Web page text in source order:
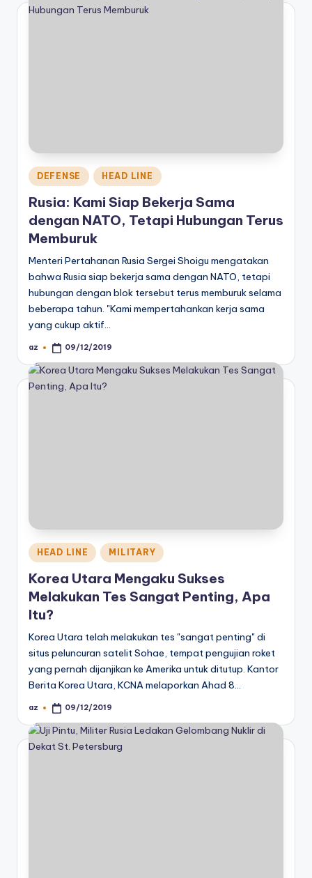
Posted
in
DEFENSE HEAD LINE
Rusia: Kami Siap Bekerja Sama
dengan NATO, Tetapi Hubungan Terus
Memburuk
Menteri Pertahanan Rusia Sergei Shoigu mengatakan
bahwa Rusia siap bekerja sama dengan NATO, tetapi
hubungan dengan blok tersebut terus memburuk selama
beberapa tahun. "Kami mempertahankan kerja sama
yang cukup aktif…
Posted
az 09/12/2019
Posted
in
HEAD LINE MILITARY
Korea Utara Mengaku Sukses
Melakukan Tes Sangat Penting, Apa
Itu?
Korea Utara telah melakukan tes "sangat penting" di
situs peluncuran satelit Sohae, tempat pengujian roket
yang pernah dijanjikan ke Amerika untuk ditutup. Kantor
Berita Korea Utara, KCNA melaporkan Ahad 8…
Posted
az 09/12/2019